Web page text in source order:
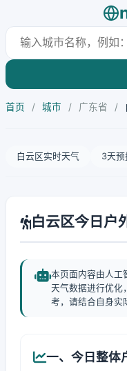
首页 / 城市 / 广东省 /
白云区实时天气 3天预
白云区今日户
本页面内容由人工
天气数据进行优化
考，请结合自身实
一、今日整体